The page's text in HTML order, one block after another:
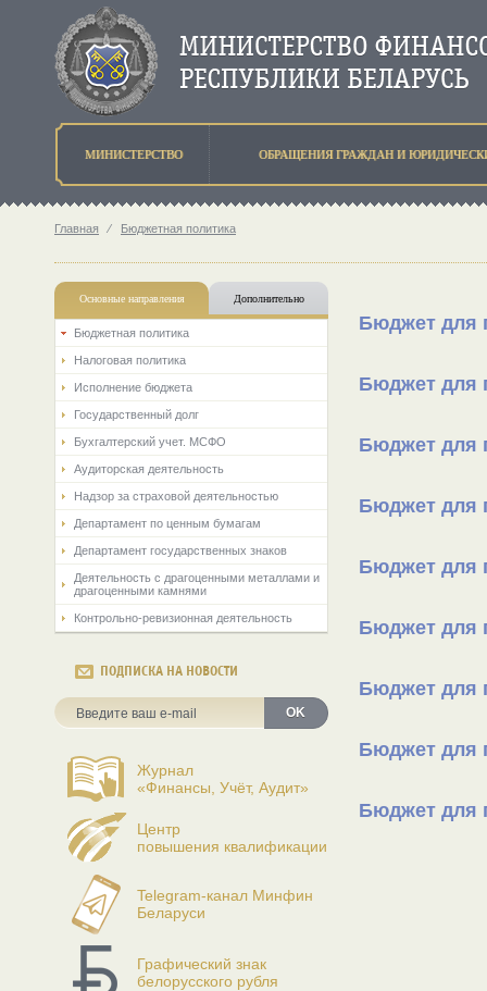
МИНИСТЕРСТВО ОБРАЩЕНИЯ ГРАЖДАН И
Главная ⁄ Бюджетная политика
Основные направления Дополнительно
Бюджетная политика
Налоговая политика
Исполнение бюджета
Государственный долг
Бухгалтерский учет. МСФО
Аудиторская деятельность
Надзор за страховой деятельностью
Департамент по ценным бумагам
Департамент государственных знаков
Деятельность с драгоценными металлами и
драгоценными камнями
Контрольно-ревизионная деятельность
ПОДПИСКА НА НОВОСТИ
OK
Журнал
«Финансы, Учёт, Аудит»
Центр
повышения квалификации
Telegram-канал Минфин
Беларуси
Графический знак
белорусского рубля
Бюджет для
Бюджет для
Бюджет для
Бюджет для
Бюджет для
Бюджет для
Бюджет для
Бюджет для
Бюджет для